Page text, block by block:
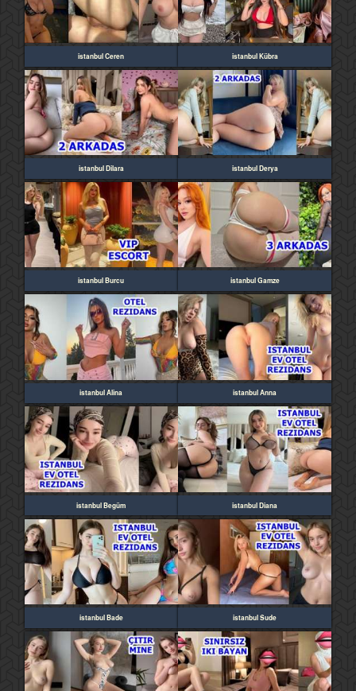
istanbul Ceren istanbul Kübra
istanbul Dilara istanbul Derya
istanbul Burcu istanbul Gamze
istanbul Alina istanbul Anna
istanbul Begüm istanbul Diana
istanbul Bade istanbul Sude